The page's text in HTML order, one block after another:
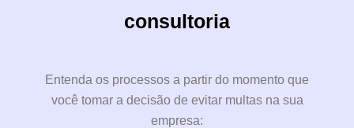
consultoria
Entenda os processos a partir do momento que
você tomar a decisão de evitar multas na sua
empresa: